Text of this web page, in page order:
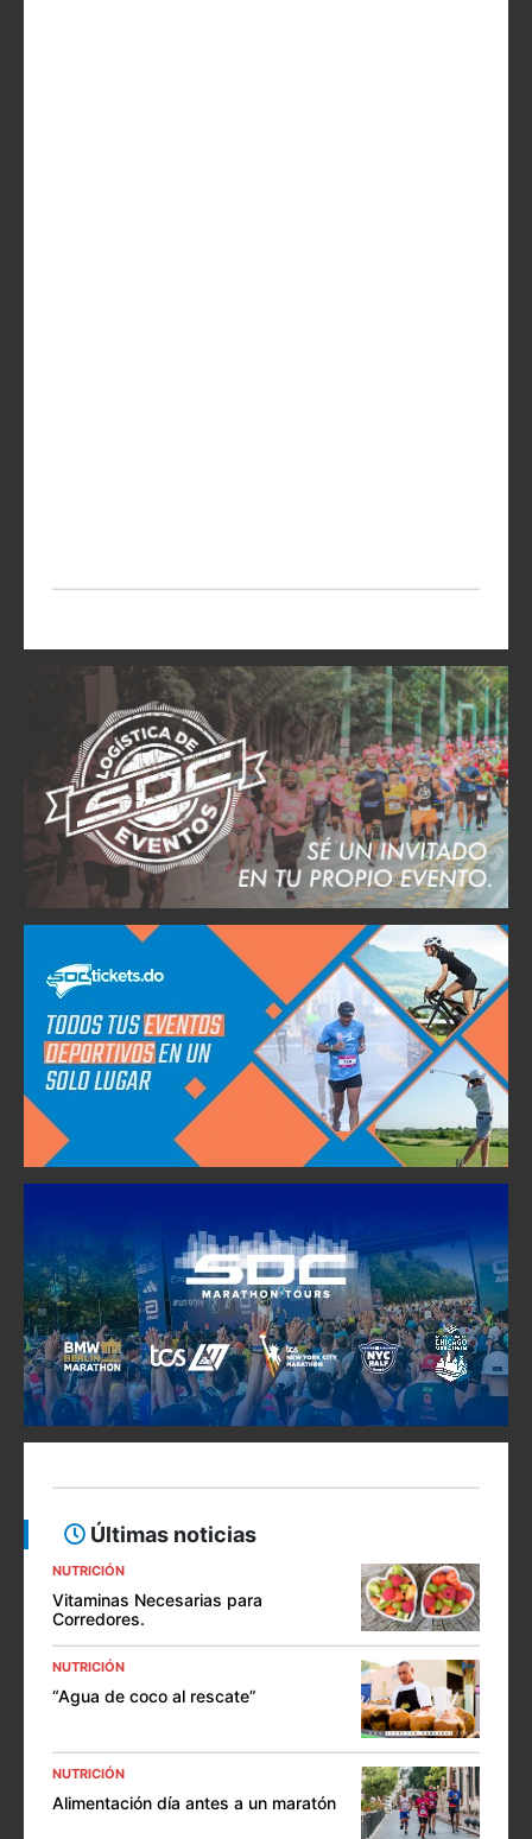
Últimas noticias
NUTRICIÓN
Vitaminas Necesarias para
Corredores.
NUTRICIÓN
“Agua de coco al rescate”
NUTRICIÓN
Alimentación día antes a un maratón